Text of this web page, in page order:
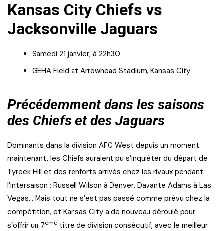
Kansas City Chiefs vs
Jacksonville Jaguars
Samedi 21 janvier, à 22h30
GEHA Field at Arrowhead Stadium, Kansas City
Précédemment dans les saisons
des Chiefs et des Jaguars
Dominants dans la division AFC West depuis un moment
maintenant, les Chiefs auraient pu s’inquiéter du départ de
Tyreek Hill et des renforts arrivés chez les rivaux pendant
l’intersaison : Russell Wilson à Denver, Davante Adams à Las
Vegas… Mais tout ne s’est pas passé comme prévu chez la
compétition, et Kansas City a de nouveau déroulé pour
s’offrir un 7ème titre de division consécutif, avec le meilleur